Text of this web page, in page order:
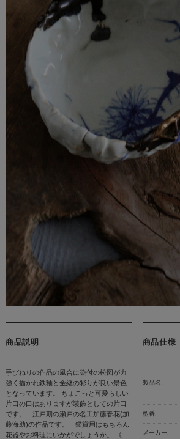
商品説明
手びねりの作品の風合に染付の松図が力
強く描かれ鉄釉と金継の彩りが良い景色
となっています。 ちょこっと可愛らしい
片口の口はありますが装飾としての片口
です。 江戸期の瀬戸の名工加藤春花(加
藤海助)の作品です。 鑑賞用はもちろん
花器やお料理にいかがでしょうか。 《
商品仕様
製品名:
型番:
メーカー: